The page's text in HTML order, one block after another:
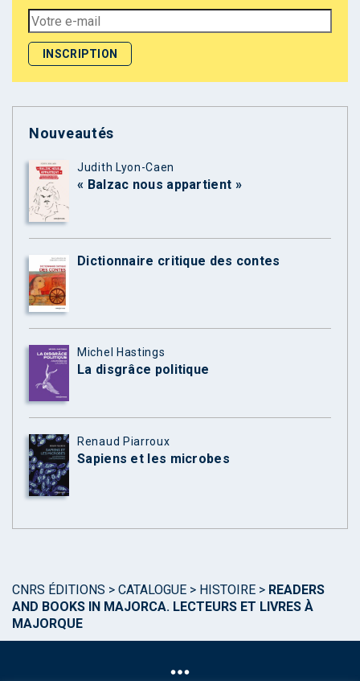
Nouveautés
Judith Lyon-Caen
« Balzac nous appartient »
Dictionnaire critique des contes
Michel Hastings
La disgrâce politique
Renaud Piarroux
Sapiens et les microbes
CNRS ÉDITIONS > CATALOGUE > HISTOIRE > READERS
AND BOOKS IN MAJORCA. LECTEURS ET LIVRES À
MAJORQUE